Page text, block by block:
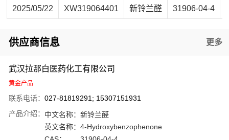
2025/05/22 XW319064401 新铃兰醛 31906-04-4
供应商信息 更多
武汉拉那白医药化工有限公司
黄金产品
联系电话： 027-81819291; 15307151931
产品介绍： 中文名称： 新铃兰醛
英文名称： 4-Hydroxybenzophenone